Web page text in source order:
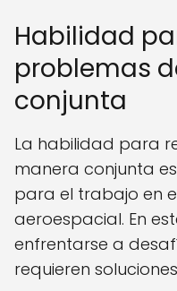
Habilidad
problemas
conjunta
La habilidad para
manera conjunta
para el trabajo en
aeroespacial. En
enfrentarse a
requieren